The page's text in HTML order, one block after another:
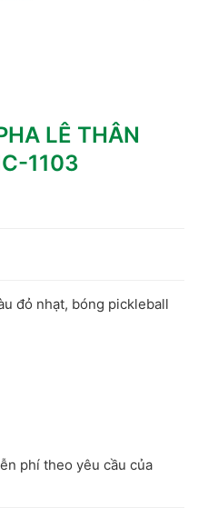
LÊ THÂN
1103
đỏ nhạt, bóng pickleball
phí theo yêu cầu của